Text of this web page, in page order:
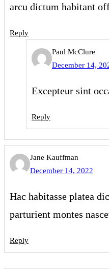
arcu dictum habitant
Reply
Paul McClure
December 14,
Excepteur sint
Reply
Jane Kauffman
December 14, 2022
Hac habitasse platea
parturient montes
Reply